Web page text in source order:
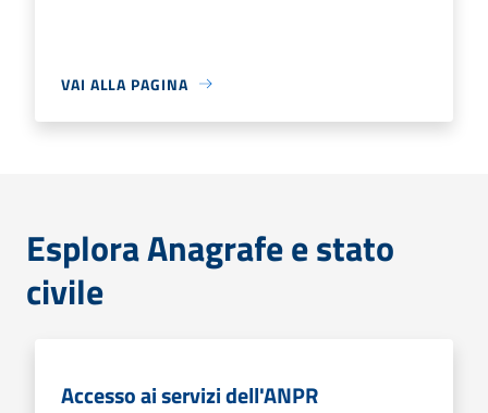
VAI ALLA PAGINA
Esplora Anagrafe e stato
civile
Accesso ai servizi dell'ANPR